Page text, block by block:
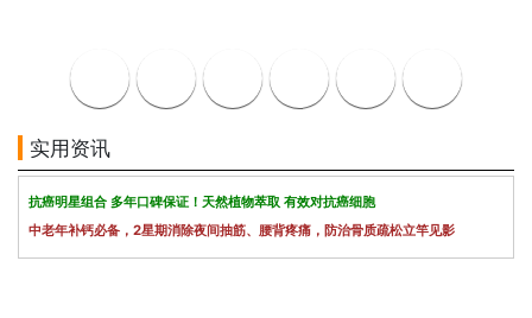
实用资讯
抗癌明星组合 多年口碑保证！天然植物萃取 有效对抗癌细胞
中老年补钙必备，2星期消除夜间抽筋、腰背疼痛，防治骨质疏松立竿见影